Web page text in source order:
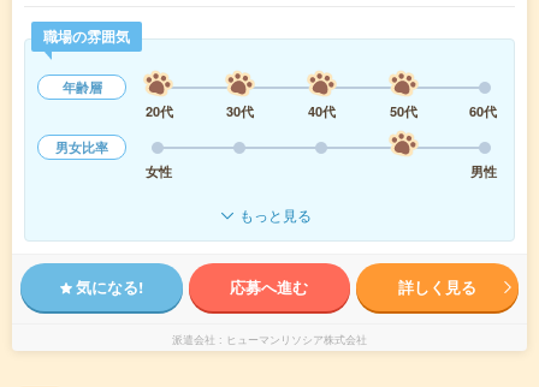
職場の雰囲気
年齢層
20代
30代 40代 50代
60代
男女比率
女性
男性
もっと見る
気になる! 応募へ進む 詳しく見る
派遣会社 ヒューマンリソシア株式会社